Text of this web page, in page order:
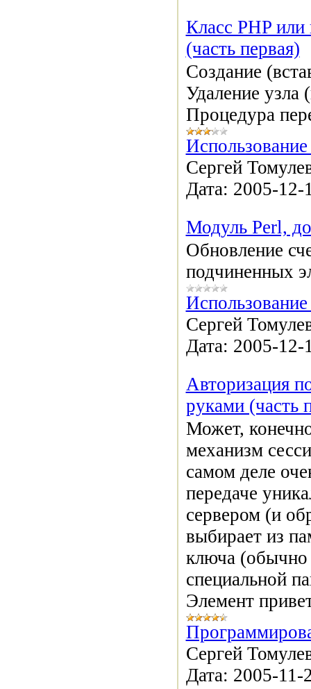
Класс PHP или
(часть первая)
Создание
Удаление узла
Процедура
Сергей
Дата: 2005-12-
Модуль Perl,
Обновление
подчиненных
Сергей
Дата: 2005-12-
Авторизация
руками (часть
Может,
механизм
самом деле
передаче
сервером (и
выбирает из
ключа (обычно
специальной
Элемент
Сергей
Дата: 2005-11-